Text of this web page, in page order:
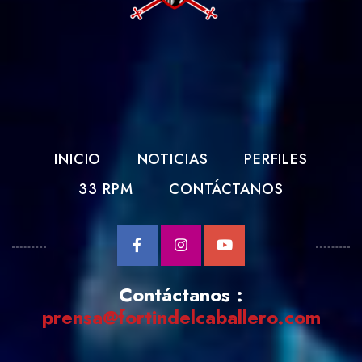
INICIO NOTICIAS
PERFILES
33 RPM
CONTÁCTANOS
Contáctanos :
prensa@fortindelcaballero.com